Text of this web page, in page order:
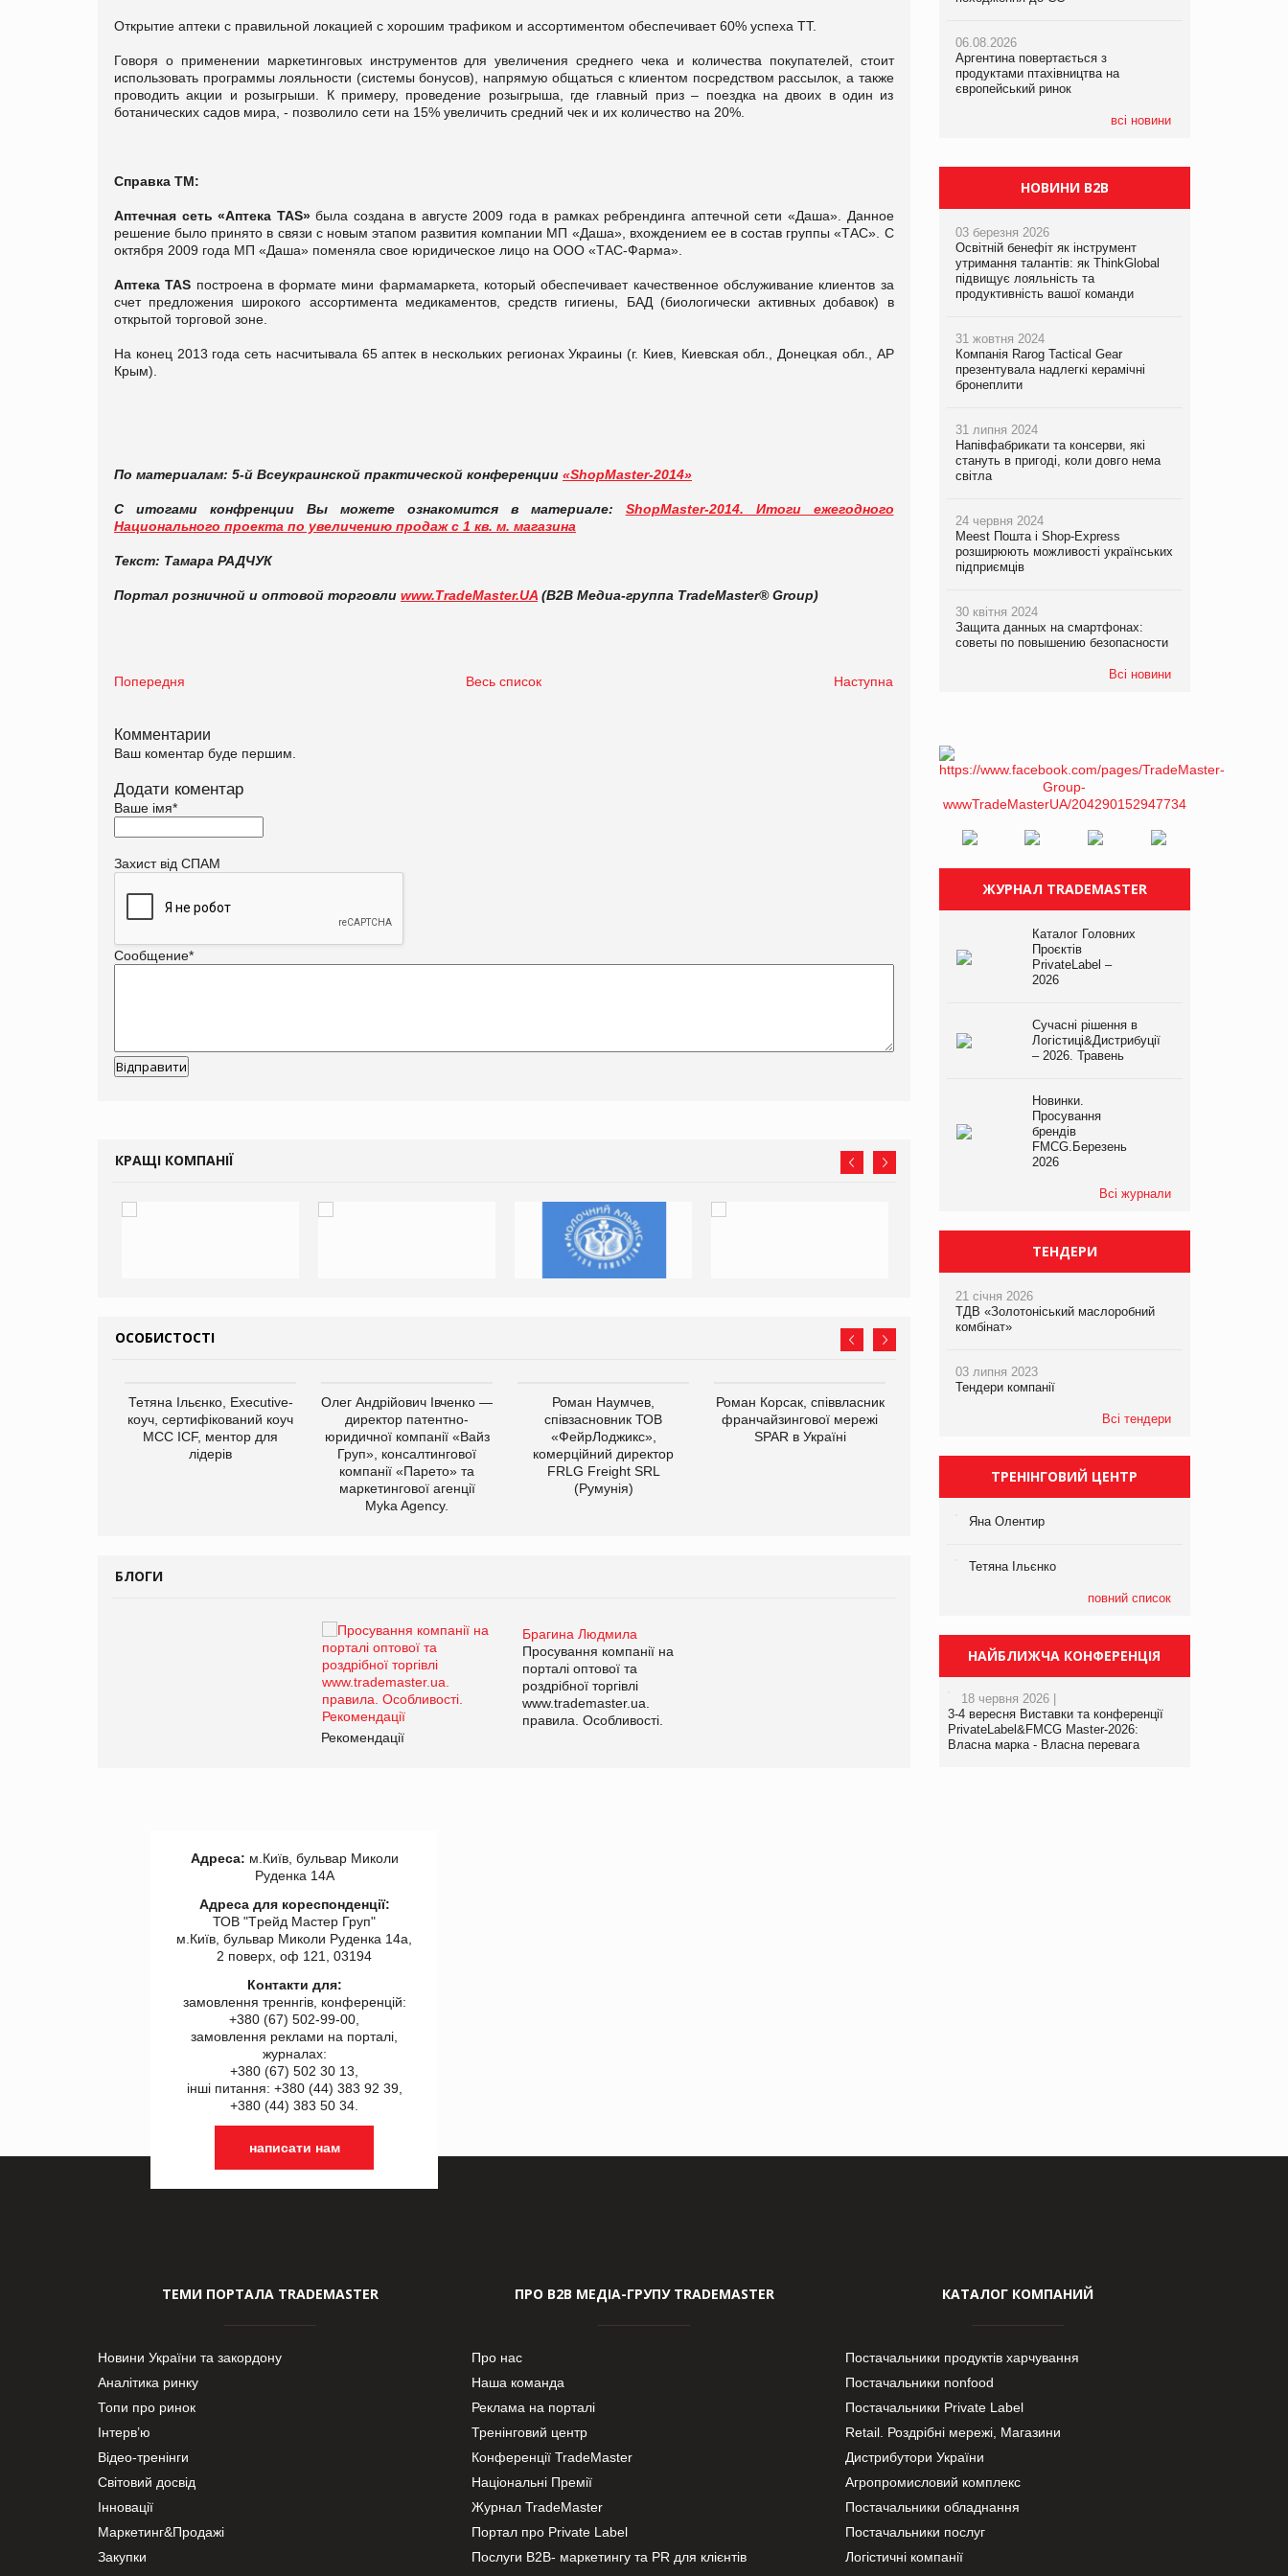
Открытие аптеки с правильной локацией с хорошим трафиком и ассортиментом обеспечивает 60% успеха ТТ.
Говоря о применении маркетинговых инструментов для увеличения среднего чека и количества покупателей, стоит
использовать программы лояльности (системы бонусов), напрямую общаться с клиентом посредством рассылок, а также
проводить акции и розыгрыши. К примеру, проведение розыгрыша, где главный приз – поездка на двоих в один из
ботанических садов мира, - позволило сети на 15% увеличить средний чек и их количество на 20%.
Справка ТМ:
Аптечная сеть «Аптека TAS»была создана в августе 2009 года в рамках ребрендинга аптечной сети «Даша». Данное
решение было принято в связи с новым этапом развития компании МП «Даша», вхождением ее в состав группы «ТАС». С
октября 2009 года МП «Даша» поменяла свое юридическое лицо на ООО «ТАС-Фарма».
Аптека TAS построена в формате мини фармамаркета, который обеспечивает качественное обслуживание клиентов за
счет предложения широкого ассортимента медикаментов, средств гигиены, БАД (биологически активных добавок) в
открытой торговой зоне.
На конец 2013 года сеть насчитывала 65 аптек в нескольких регионах Украины (г. Киев, Киевская обл., Донецкая обл., АР
Крым).
По материалам: 5-й Всеукраинской практической конференции «ShopMaster-2014»
С итогами конфренции Вы можете ознакомится в материале: ShopMaster-2014. Итоги ежегодного
Национального проекта по увеличению продаж с 1 кв. м. магазина
Текст: Тамара РАДЧУК
Портал розничной и оптовой торговли www.TradeMaster.UA (В2В Медиа-группа TradeMaster® Group)
Попередня Весь список Наступна
Комментарии
Ваш коментар буде першим.
Додати коментар
Ваше імя*
Захист від СПАМ
Сообщение*
КРАЩІ КОМПАНІЇ
ОСОБИСТОСТІ
Тетяна Ільєнко, Executive-
коуч, сертифікований коуч
МСС ICF, ментор для
лідерів
Олег Андрійович Івченко —
директор патентно-
юридичної компанії «Вайз
Груп», консалтингової
компанії «Парето» та
маркетингової агенції
Myka Agency.
Роман Наумчев,
співзасновник ТОВ
«ФейрЛоджикс»,
комерційний директор
FRLG Freight SRL
(Румунія)
Роман Корсак, співвласник
франчайзингової мережі
SPAR в Україні
виробництва
компанії «УкраМарин»
БЛОГИ
Брагина Людмила
Просування компанії на
порталі оптової та
роздрібної торгівлі
www.trademaster.ua.
правила. Особливості.
Рекомендації
Брагина Людмила
Просування компанії на
www.trademaster.ua.
правила. Особливості.
06.08.2026
Аргентина повертається з
продуктами птахівництва на
європейський ринок
всі новини
05.08.2026
Смачне поповнення дитячого меню:
у VARUS з’явилися новинки від ТМ
ТОКЕРИ
хлібобулочні вироби на
PrivateLabel&FMCG Master 2026
06.08.2026
Аргентина повертається з
продуктами птахівництва на
європейський ринок
НОВИНИ B2B
03 березня 2026
Освітній бенефіт як інструмент
утримання талантів: як ThinkGlobal
підвищує лояльність та
продуктивність вашої команди
31 жовтня 2024
Компанія Rarog Tactical Gear
презентувала надлегкі керамічні
бронеплити
31 липня 2024
Напівфабрикати та консерви, які
стануть в пригоді, коли довго нема
світла
24 червня 2024
Meest Пошта і Shop-Express
розширюють можливості українських
підприємців
30 квітня 2024
Защита данных на смартфонах:
советы по повышению безопасности
Всі новини
ЖУРНАЛ TRADEMASTER
Каталог Головних
Проєктів
PrivateLabel –
2026
Сучасні рішення в
Логістиці&Дистрибуції
– 2026. Травень
Новинки.
Просування
брендів
FMCG.Березень
2026
Всі журнали
ТЕНДЕРИ
21 січня 2026
ТДВ «Золотоніський маслоробний
комбінат»
03 липня 2023
Тендери компанії
Всі тендери
ТРЕНІНГОВИЙ ЦЕНТР
Яна Олентир
Тетяна Ільєнко
повний список
НАЙБЛИЖЧА КОНФЕРЕНЦІЯ
18 червня 2026 |
3-4 вересня Виставки та конференції
PrivateLabel&FMCG Master-2026:
Власна марка - Власна перевага
Адреса: м.Київ, бульвар Миколи
Руденка 14А
Адреса для кореспонденції:
ТОВ "Tрейд Мастер Груп"
м.Київ, бульвар Миколи Руденка 14а,
2 поверх, оф 121, 03194
Контакти для:
замовлення треннгів, конференцій:
+380 (67) 502-99-00,
замовлення реклами на порталі,
журналах:
+380 (67) 502 30 13,
інші питання: +380 (44) 383 92 39,
+380 (44) 383 50 34.
написати нам
ТЕМИ ПОРТАЛА TRADEMASTER
Новини України та закордону
Аналітика ринку
Топи про ринок
Інтерв’ю
Відео-тренінги
Світовий досвід
Інновації
Маркетинг&Продажі
Закупки
ПРО В2В МЕДІА-ГРУПУ TRADEMASTER
Про нас
Наша команда
Реклама на порталі
Тренінговий центр
Конференції TradeMaster
Національні Премії
Журнал TradeMaster
Портал про Private Label
Послуги В2В- маркетингу та PR для клієнтів
КАТАЛОГ КОМПАНИЙ
Постачальники продуктів харчування
Постачальники nonfood
Постачальники Private Label
Retail. Роздрібні мережі, Магазини
Дистрибутори України
Агропромисловий комплекс
Постачальники обладнання
Постачальники послуг
Логістичні компанії